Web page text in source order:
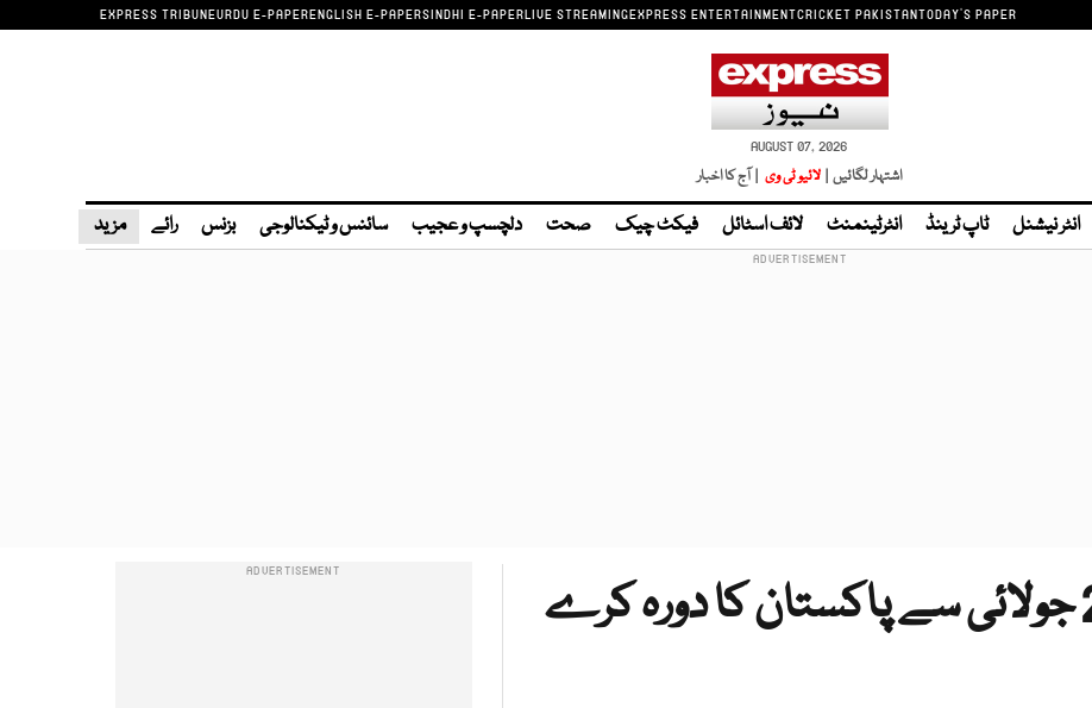
EXPRESS TRIBUNEURDU E-PAPERENGLISH E-PAPERSINDHI E-PAPERLIVE STREAMINGEXPRESS ENTERTAINMENTCRICKET PAKISTANTODAY'S PAPER
AUGUST 07, 2026
اشتہار لگائیں | لائیو ٹی وی | آج کا اخبار
انٹر نیشنل ٹاپ ٹرینڈ انٹرٹینمنٹ لائف اسٹائل فیکٹ چیک صحت دلچسپ و عجیب سائنس و ٹیکنالوجی بزنس رائے مزید
جنوبی کوریا کی ہاکی ٹیم 27 جولائی سے پاکستان کا دورہ کرے